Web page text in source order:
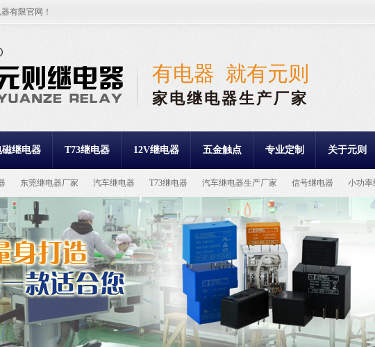
有限官网！
有电器 就有元则
家电继电器生产厂家
磁继电器 T73继电器 12V继电器 五金触点 专业定制 关于元则
东莞继电器厂家 汽车继电器 T73继电器 汽车继电器生产厂家 信号继电器 小功率